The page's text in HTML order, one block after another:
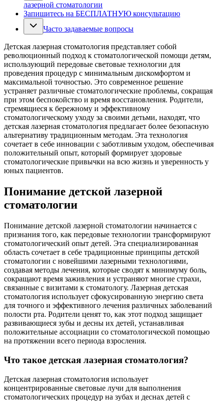
лазерной стоматологии
Запишитесь на БЕСПЛАТНУЮ консультацию
Часто задаваемые вопросы
Детская лазерная стоматология представляет собой
революционный подход к стоматологической помощи детям,
использующий передовые световые технологии для
проведения процедур с минимальным дискомфортом и
максимальной точностью. Это современное решение
устраняет различные стоматологические проблемы, сокращая
при этом беспокойство и время восстановления. Родители,
стремящиеся к бережному и эффективному
стоматологическому уходу за своими детьми, находят, что
детская лазерная стоматология предлагает более безопасную
альтернативу традиционным методам. Эта технология
сочетает в себе инновации с заботливым уходом, обеспечивая
положительный опыт, который формирует здоровые
стоматологические привычки на всю жизнь и уверенность у
юных пациентов.
Понимание детской лазерной
стоматологии
Понимание детской лазерной стоматологии начинается с
признания того, как передовые технологии трансформируют
стоматологический опыт детей. Эта специализированная
область сочетает в себе традиционные принципы детской
стоматологии с новейшими лазерными технологиями,
создавая методы лечения, которые сводят к минимуму боль,
сокращают время заживления и устраняют многие страхи,
связанные с визитами к стоматологу. Лазерная детская
стоматология использует сфокусированную энергию света
для точного и эффективного лечения различных заболеваний
полости рта. Родители ценят то, как этот подход защищает
развивающиеся зубы и десны их детей, устанавливая
положительные ассоциации со стоматологической помощью
на протяжении всего периода взросления.
Что такое детская лазерная стоматология?
Детская лазерная стоматология использует
концентрированные световые лучи для выполнения
стоматологических процедур на зубах и деснах детей с